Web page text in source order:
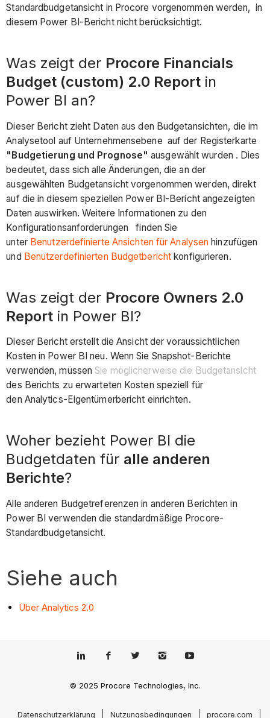
Standardbudgetansicht in Procore vorgenommen werden, in
diesem Power BI-Bericht nicht berücksichtigt.
Was zeigt der Procore Financials
Budget (custom) 2.0 Report in
Power BI an?
Dieser Bericht zieht Daten aus den Budgetansichten, die im
Analysetool auf Unternehmensebene auf der Registerkarte
"Budgetierung und Prognose" ausgewählt wurden . Dies
bedeutet, dass sich alle Änderungen, die an der
ausgewählten Budgetansicht vorgenommen werden, direkt
auf die in diesem speziellen Power BI-Bericht angezeigten
Daten auswirken. Weitere Informationen zu den
Konfigurationsanforderungen finden Sie
unter Benutzerdefinierte Ansichten für Analysen hinzufügen
und Benutzerdefinierten Budgetbericht konfigurieren.
Was zeigt der Procore Owners 2.0
Report in Power BI?
Dieser Bericht erstellt die Ansicht der voraussichtlichen
Kosten in Power BI neu. Wenn Sie Snapshot-Berichte
verwenden, müssenSie möglicherweise die Budgetansicht
des Berichts zu erwarteten Kosten speziell für
den Analytics-Eigentümerbericht einrichten.
Woher bezieht Power BI die
Budgetdaten für alle anderen
Berichte?
Alle anderen Budgetreferenzen in anderen Berichten in
Power BI verwenden die standardmäßige Procore-
Standardbudgetansicht.
Siehe auch
Über Analytics 2.0
© 2025 Procore Technologies, Inc.
Datenschutzerklärung Nutzungsbedingungen procore.com